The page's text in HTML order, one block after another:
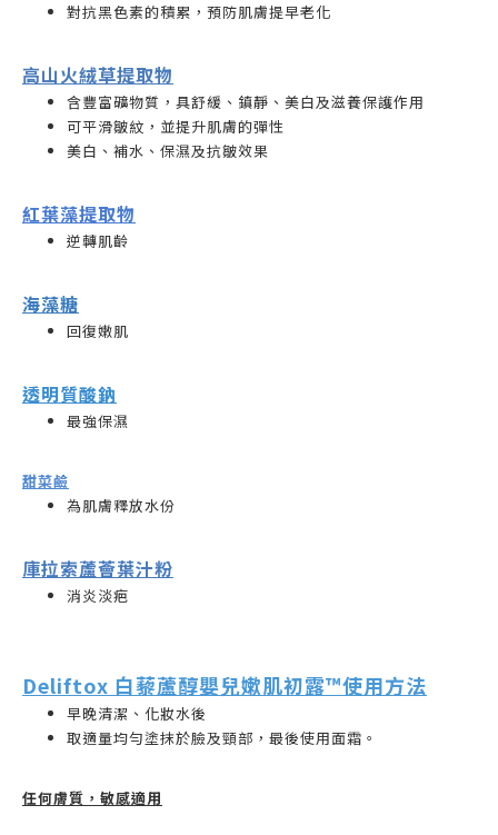
對抗黑色素的積累，預防肌膚提早老化
高山火絨草提取物
含豐富礦物質，具舒緩、鎮靜、美白及滋養保護作用
可平滑皺紋，並提升肌膚的彈性
美白、補水、保濕及抗皺效果
紅葉藻提取物
逆轉肌齡
海藻糖
回復嫩肌
透明質酸鈉
最強保濕
甜菜鹼
為肌膚釋放水份
庫拉索蘆薈葉汁粉
消炎淡疤
Deliftox 白藜蘆醇嬰兒嫰肌初露™️使用方法
早晚清潔、化妝水後
取適量均勻塗抹於臉及頸部，最後使用面霜。
任何膚質，敏感適用